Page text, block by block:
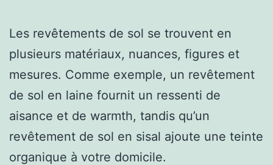
Les revêtements de sol se trouvent en
plusieurs matériaux, nuances, figures et
mesures. Comme exemple, un revêtement
de sol en laine fournit un ressenti de
aisance et de warmth, tandis qu’un
revêtement de sol en sisal ajoute une teinte
organique à votre domicile.